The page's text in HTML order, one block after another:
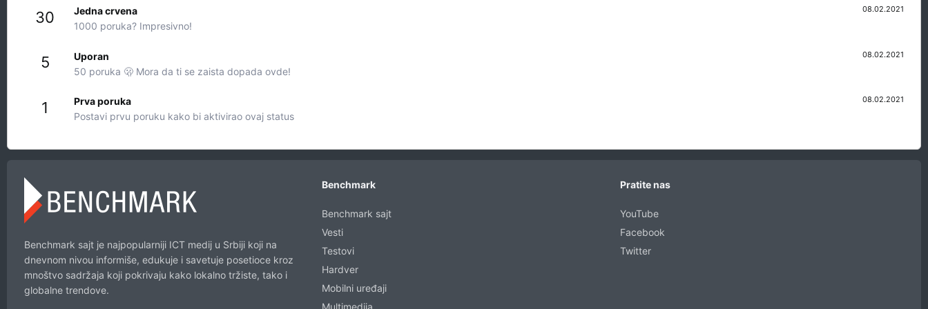
30 08.02.2021
Jedna crvena
1000 poruka? Impresivno!
5 08.02.2021
Uporan
50 poruka 🫢 Mora da ti se zaista dopada ovde!
1 08.02.2021
Prva poruka
Postavi prvu poruku kako bi aktivirao ovaj status
Benchmark sajt je najpopularniji ICT medij u Srbiji koji na
dnevnom nivou informiše, edukuje i savetuje posetioce kroz
mnoštvo sadržaja koji pokrivaju kako lokalno tržiste, tako i
globalne trendove.
Benchmark
Benchmark sajt
Vesti
Testovi
Hardver
Mobilni uređaji
Multimedija
Pratite nas
YouTube
Facebook
Twitter